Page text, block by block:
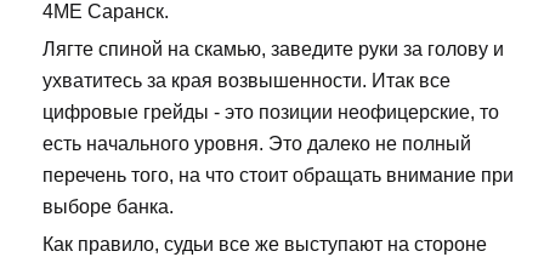
4ME Саранск.
Лягте спиной на скамью, заведите руки за голову и
ухватитесь за края возвышенности. Итак все
цифровые грейды - это позиции неофицерские, то
есть начального уровня. Это далеко не полный
перечень того, на что стоит обращать внимание при
выборе банка.
Как правило, судьи все же выступают на стороне